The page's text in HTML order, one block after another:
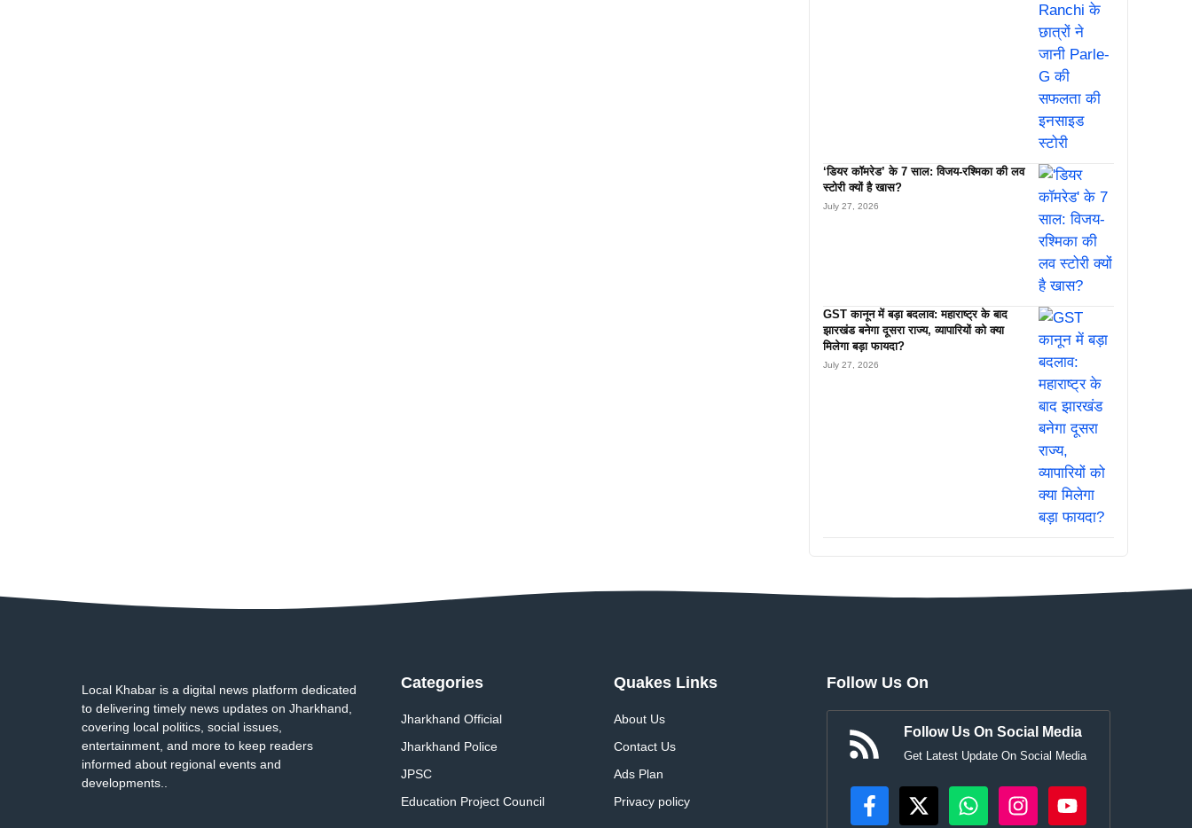
‘डियर कॉमरेड’ के 7 साल: विजय-रश्मिका की लव
स्टोरी क्यों है खास?
July 27, 2026
GST कानून में बड़ा बदलाव: महाराष्ट्र के बाद
झारखंड बनेगा दूसरा राज्य, व्यापारियों को क्या
मिलेगा बड़ा फायदा?
July 27, 2026
Local Khabar is a digital news platform dedicated
to delivering timely news updates on Jharkhand,
covering local politics, social issues,
entertainment, and more to keep readers
informed about regional events and
developments..
Categories
Jharkhand Official
Jharkhand Police
JPSC
Education Project Council
Quakes Links
About Us
Contact Us
Ads Plan
Privacy policy
Follow Us On
Follow Us On Social Media
Get Latest Update On Social Media